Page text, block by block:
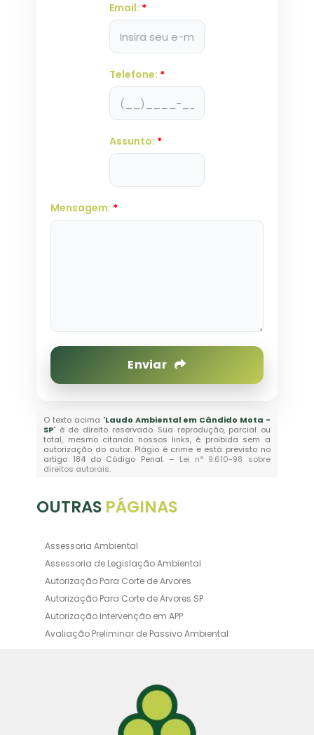
Email: *
Telefone: *
Assunto: *
Mensagem: *
Enviar
O texto acima "Laudo Ambiental em Cândido Mota -
SP" é de direito reservado. Sua reprodução, parcial ou
total, mesmo citando nossos links, é proibida sem a
autorização do autor. Plágio é crime e está previsto no
artigo 184 do Código Penal. – Lei n° 9.610-98 sobre
direitos autorais.
OUTRAS PÁGINAS
Assessoria Ambiental
Assessoria de Legislação Ambiental
Autorização Para Corte de Arvores
Autorização Para Corte de Arvores SP
Autorização Intervenção em APP
Avaliação Preliminar de Passivo Ambiental
Certificado de Movimentação de Resíduos de
Certificado de Movimentação de Resíduos de
Interesse Ambiental Cadri